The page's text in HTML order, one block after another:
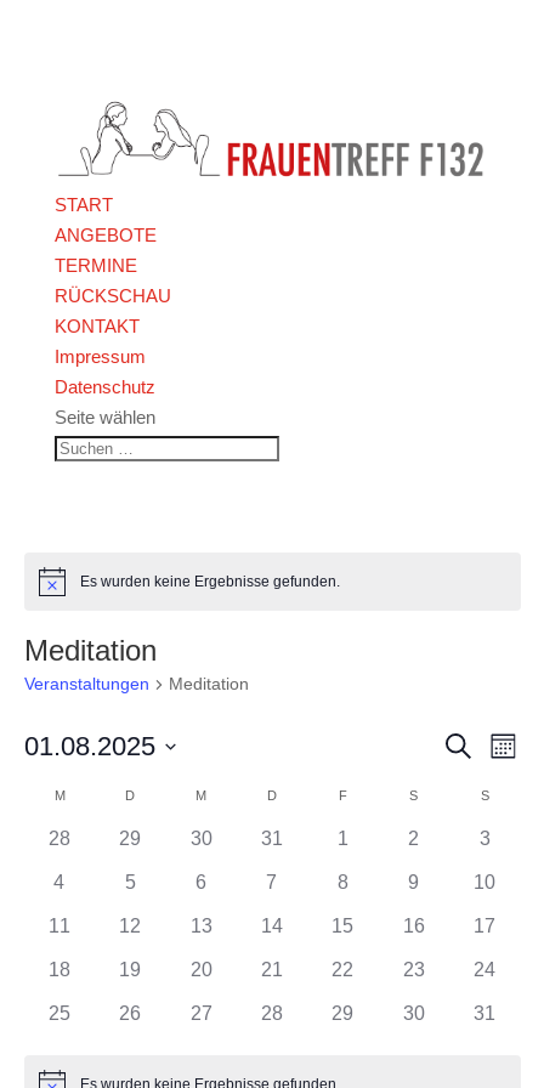
START
ANGEBOTE
TERMINE
RÜCKSCHAU
KONTAKT
Impressum
Datenschutz
Seite wählen
HinweisEs wurden keine Ergebnisse gefunden.
Meditation
Veranstaltungen Meditation
und
Suche
Monat
01.08.2025
Kalender
von
M D DIENSTAGM MITTWOCH
DDONNERSTAG
FFREITAG S SAMSTAGS
28 29 30 31 1 2 3
4 5 6 7 8 9 10
11 12 13 14 15 16 17
18 19 20 21 22 23 24
25 26 27 28 29 30 31